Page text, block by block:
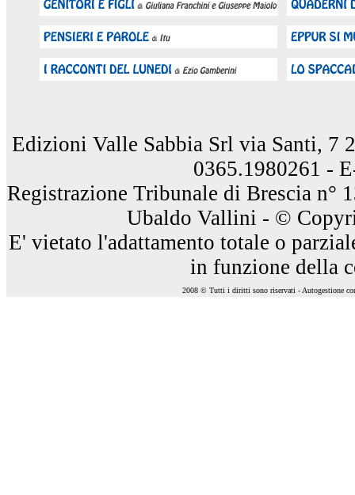
Edizioni Valle Sabbia Srl via Santi, 7
0365.1980261 -
Registrazione Tribunale di Brescia n°
Ubaldo Vallini - ©
E' vietato l'adattamento totale o
in funzione della
2008 © Tutti i diritti sono riservati - Autogestione